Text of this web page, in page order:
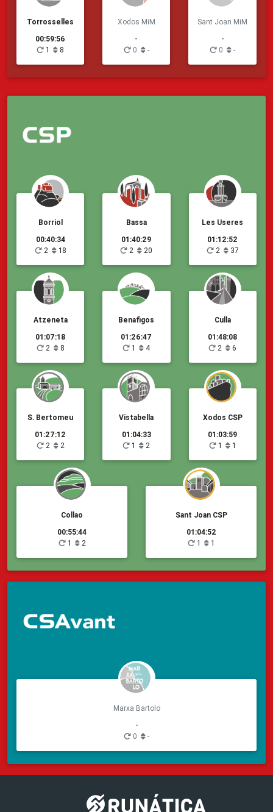
Torrosselles
00:59:56
1
8
Xodos MiM
-
0
-
Sant Joan MiM
-
0
-
Borriol
00:40:34
2
18
Bassa
01:40:29
2
20
Les Useres
01:12:52
2
37
Atzeneta
01:07:18
2
8
Benafigos
01:26:47
1
4
Culla
01:48:08
2
6
S. Bertomeu
01:27:12
2
2
Vistabella
01:04:33
1
2
Xodos CSP
01:03:59
1
1
Collao
00:55:44
1
2
Sant Joan CSP
01:04:52
1
1
Marxa Bartolo
-
0
-